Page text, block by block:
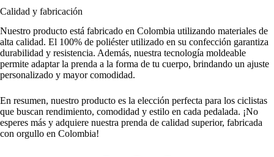
Calidad y fabricación
Nuestro producto está fabricado en Colombia utilizando materiales de
alta calidad. El 100% de poliéster utilizado en su confección garantiza
durabilidad y resistencia. Además, nuestra tecnología moldeable
permite adaptar la prenda a la forma de tu cuerpo, brindando un ajuste
personalizado y mayor comodidad.
En resumen, nuestro producto es la elección perfecta para los ciclistas
que buscan rendimiento, comodidad y estilo en cada pedalada. ¡No
esperes más y adquiere nuestra prenda de calidad superior, fabricada
con orgullo en Colombia!